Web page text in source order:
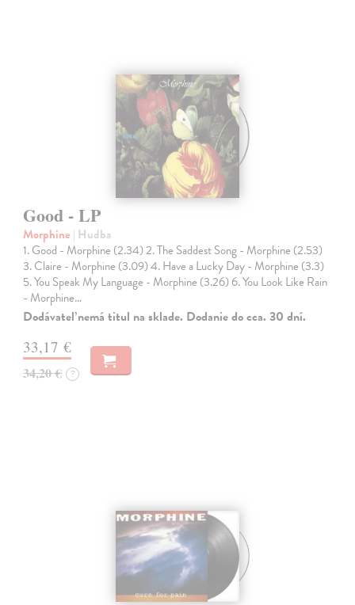
Good - LP
Morphine | Hudba
1. Good - Morphine (2.34) 2. The Saddest Song - Morphine (2.53)
3. Claire - Morphine (3.09) 4. Have a Lucky Day - Morphine (3.3)
5. You Speak My Language - Morphine (3.26) 6. You Look Like Rain
- Morphine…
Dodávateľ nemá titul na sklade. Dodanie do cca. 30 dní.
33,17 €
34,20 € ?